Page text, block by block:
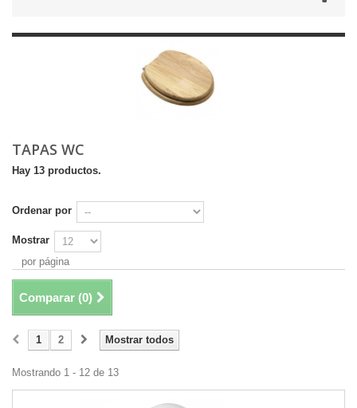
TAPAS WC
Hay 13 productos.
Ordenar por
Mostrar
por página
Comparar (0)
Mostrar todos
1 2
Mostrando 1 - 12 de 13